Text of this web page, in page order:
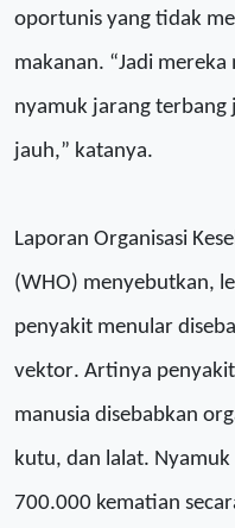
oportunis yang tidak
makanan. “Jadi mereka
nyamuk jarang terbang
jauh,” katanya.
Laporan Organisasi
(WHO) menyebutkan, l
penyakit menular
vektor. Artinya
manusia disebabkan
kutu, dan lalat. Nyamuk
700.000 kematian